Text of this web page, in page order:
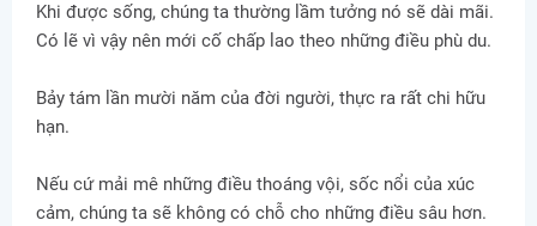
Khi được sống, chúng ta thường lầm tưởng nó sẽ dài mãi.
Có lẽ vì vậy nên mới cố chấp lao theo những điều phù du.
Bảy tám lần mười năm của đời người, thực ra rất chi hữu
hạn.
Nếu cứ mải mê những điều thoáng vội, sốc nổi của xúc
cảm, chúng ta sẽ không có chỗ cho những điều sâu hơn.